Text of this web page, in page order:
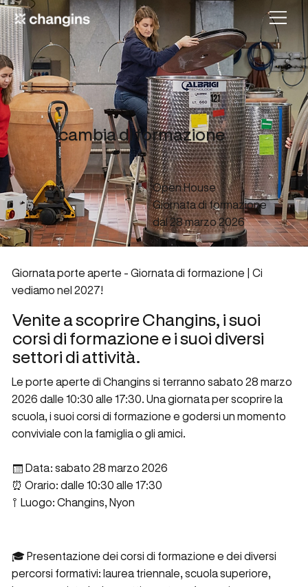
cambia di formazione
Open House
Giornata di formazione
dal 28 marzo 2026
Giornata porte aperte - Giornata di formazione | Ci
vediamo nel 2027!
Venite a scoprire Changins, i suoi
corsi di formazione e i suoi diversi
settori di attività.
Le porte aperte di Changins si terranno sabato 28 marzo
2026 dalle 10:30 alle 17:30. Una giornata per scoprire la
scuola, i suoi corsi di formazione e godersi un momento
conviviale con la famiglia o gli amici.
📅 Data: sabato 28 marzo 2026
⏰ Orario: dalle 10:30 alle 17:30
📍 Luogo: Changins, Nyon
🎓 Presentazione dei corsi di formazione e dei diversi
percorsi formativi: laurea triennale, scuola superiore,